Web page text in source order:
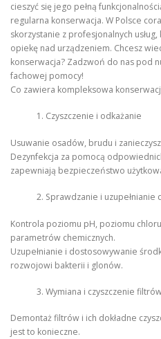
cieszyć się jego pełną
regularna konserwacja. W Polsce
skorzystanie z profesjonalnych
opiekę nad urządzeniem. Chcesz
konserwacja? Zadzwoń do nas pod
fachowej pomocy!
Co zawiera kompleksowa
Czyszczenie i odkażanie
Usuwanie osadów, brudu i
Dezynfekcja za pomocą
zapewniają bezpieczeństwo
Sprawdzanie i uzupełnianie
Kontrola poziomu pH, poziomu
parametrów chemicznych.
Uzupełnianie i dostosowywanie
rozwojowi bakterii i glonów.
Wymiana i czyszczenie
Demontaż filtrów i ich dokładne
jest to konieczne.